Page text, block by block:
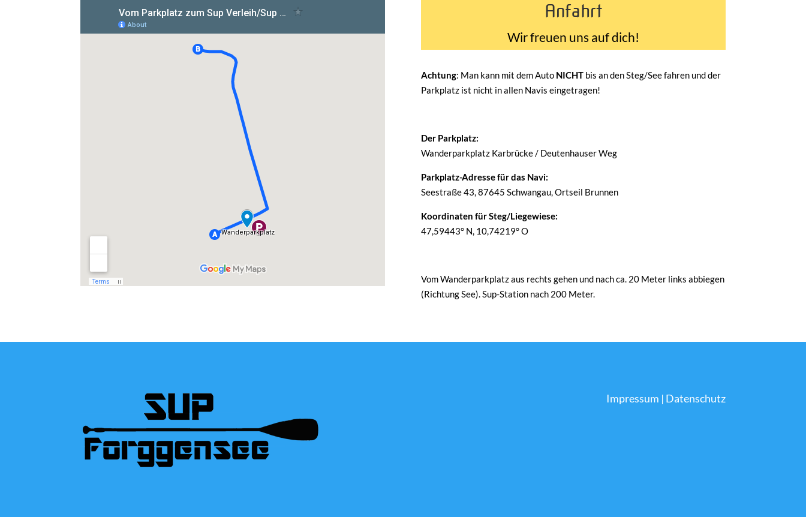
Anfahrt
Wir freuen uns auf dich!
Achtung: Man kann mit dem Auto NICHT bis an den Steg/See fahren und der
Parkplatz ist nicht in allen Navis eingetragen!
Der Parkplatz:
Wanderparkplatz Karbrücke / Deutenhauser Weg
Parkplatz-Adresse für das Navi:
Seestraße 43, 87645 Schwangau, Ortseil Brunnen
Koordinaten für Steg/Liegewiese:
47,59443° N, 10,74219° O
Vom Wanderparkplatz aus rechts gehen und nach ca. 20 Meter links abbiegen
(Richtung See). Sup-Station nach 200 Meter.
Impressum | Datenschutz